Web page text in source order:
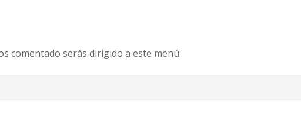
comentado serás dirigido a este menú: